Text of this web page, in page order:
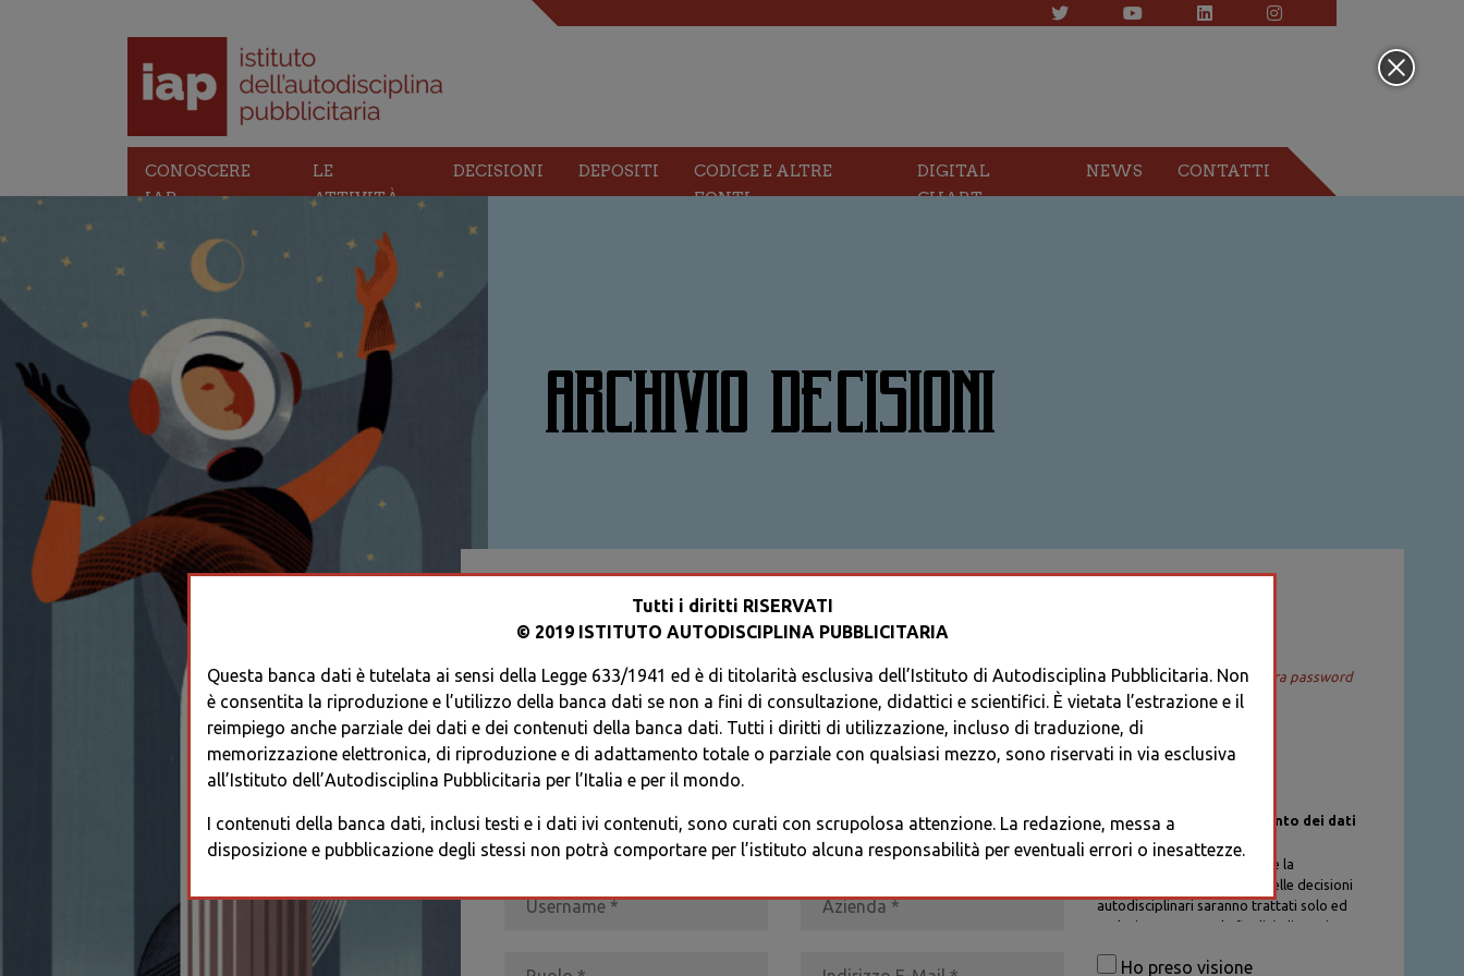
CONOSCERE
IAP
LE
ATTIVITÀ
DECISIONI DEPOSITI
CODICE E ALTRE
FONTI
DIGITAL
CHART
NEWS CONTATTI
ARCHIVIO DECISIONI
ACCEDI AL TUO PROFILO
ACCEDI
Recupera password
REGISTRATI * I CAMPI CONTRASSEGNATI SONO OBBLIGATORI
Informativa sul trattamento dei dati
personali
I dati personali di chi richiede la
registrazione al Database delle decisioni
autodisciplinari saranno trattati solo ed
esclusivamente per la finalità di gestione
procedure previste dal Codice di
Ho preso visione
Tutti i diritti RISERVATI
© 2019 ISTITUTO AUTODISCIPLINA PUBBLICITARIA
Questa banca dati è tutelata ai sensi della Legge 633/1941 ed è di titolarità esclusiva dell’Istituto di Autodisciplina Pubblicitaria. Non
è consentita la riproduzione e l’utilizzo della banca dati se non a fini di consultazione, didattici e scientifici. È vietata l’estrazione e il
reimpiego anche parziale dei dati e dei contenuti della banca dati. Tutti i diritti di utilizzazione, incluso di traduzione, di
memorizzazione elettronica, di riproduzione e di adattamento totale o parziale con qualsiasi mezzo, sono riservati in via esclusiva
all’Istituto dell’Autodisciplina Pubblicitaria per l’Italia e per il mondo.
I contenuti della banca dati, inclusi testi e i dati ivi contenuti, sono curati con scrupolosa attenzione. La redazione, messa a
disposizione e pubblicazione degli stessi non potrà comportare per l’istituto alcuna responsabilità per eventuali errori o inesattezze.